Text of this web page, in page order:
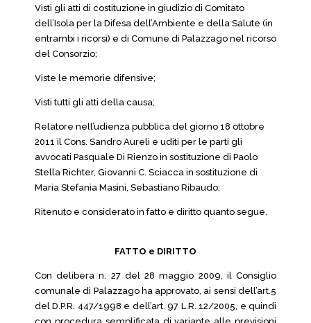
Visti gli atti di costituzione in giudizio di Comitato
dell’Isola per la Difesa dell’Ambiente e della Salute (in
entrambi i ricorsi) e di Comune di Palazzago nel ricorso
del Consorzio;
Viste le memorie difensive;
Visti tutti gli atti della causa;
Relatore nell’udienza pubblica del giorno 18 ottobre
2011 il Cons. Sandro Aureli e uditi per le parti gli
avvocati Pasquale Di Rienzo in sostituzione di Paolo
Stella Richter, Giovanni C. Sciacca in sostituzione di
Maria Stefania Masini, Sebastiano Ribaudo;
Ritenuto e considerato in fatto e diritto quanto segue.
FATTO e DIRITTO
Con delibera n. 27 del 28 maggio 2009, il Consiglio
comunale di Palazzago ha approvato, ai sensi dell’art.5
del D.P.R. 447/1998 e dell’art. 97 L.R. 12/2005, e quindi